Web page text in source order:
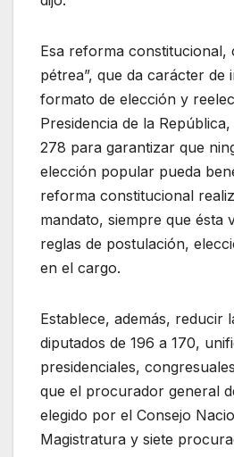
Esa reforma constitucional,
pétrea”, que da carácter de
formato de elección y
Presidencia de la
278 para garantizar que
elección popular pueda
reforma constitucional
mandato, siempre que ésta
reglas de postulación,
en el cargo.
Establece, además, reducir
diputados de 196 a 170,
presidenciales,
que el procurador general
elegido por el Consejo
Magistratura y siete